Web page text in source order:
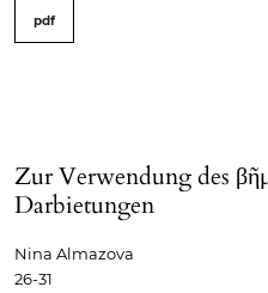
pdf
Zur Verwendung des
Darbietungen
Nina Almazova
26-31